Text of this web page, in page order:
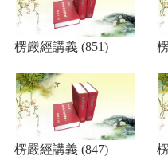
楞嚴經講義 (851)
楞嚴經講義 (847)